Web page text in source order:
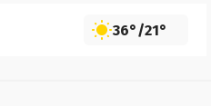
36°/21°